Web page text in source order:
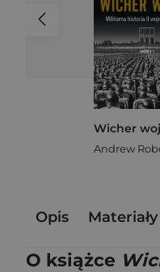
Andrew
Opis
O książce